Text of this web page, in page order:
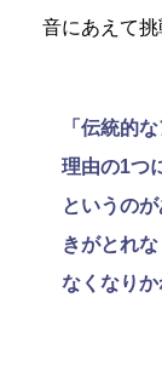
音にあえて挑
「伝統的
理由の1つ
というの
きがとれ
なくなりか